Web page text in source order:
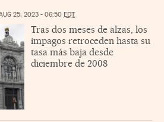
25, 2023 - 06:50 EDT
Tras dos meses de alzas, los
impagos retroceden hasta su
tasa más baja desde
diciembre de 2008